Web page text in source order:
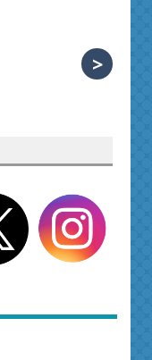
>